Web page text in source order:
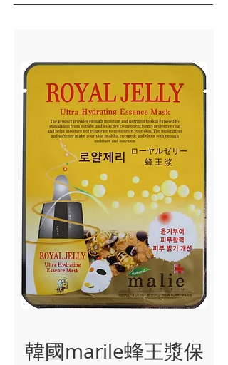
韓國marile蜂王漿保